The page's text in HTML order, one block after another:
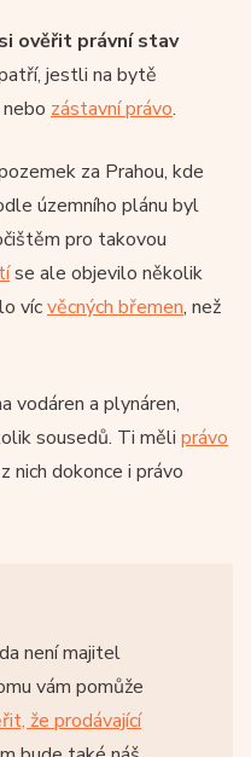
ověřit právní stav
jestli na bytě
zástavní právo.
za Prahou, kde
územního plánu byl
pro takovou
se ale objevilo několik
vícvěcných břemen, než
vodáren a plynáren,
sousedů. Ti měli právo
nich dokonce i právo
není majitel
vám pomůže
že prodávající